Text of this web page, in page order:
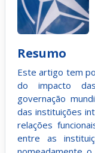
Resumo
Este artigo tem
do impacto
governação
das instituições
relações
entre as